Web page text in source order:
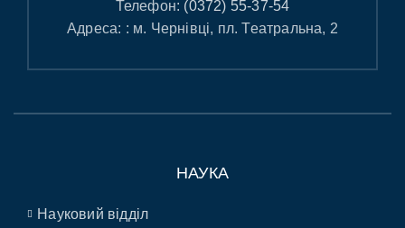
Телефон: (0372) 55-37-54
Адреса: : м. Чернівці, пл. Театральна, 2
НАУКА
Науковий відділ